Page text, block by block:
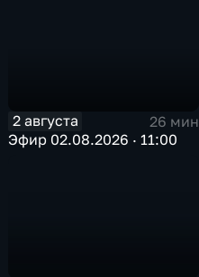
2 августа
26 мин
Эфир 02.08.2026 · 11:00